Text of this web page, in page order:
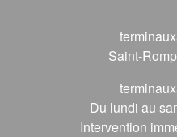
Saint-
Du lundi au
Intervention